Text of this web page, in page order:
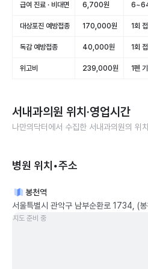
급여 진료 · 비대면 6,700원
대상포진 예방접종 170,000원 1회
독감 예방접종 40,000원 1회
위고비 239,000원 1펜
서내과의원 위치·영업시간
나만의닥터에서 수집한 서내과의원의 위
병원 위치•주소
봉천역
서울특별시 관악구 남부순환로 1734, (봉
지도 준비 중